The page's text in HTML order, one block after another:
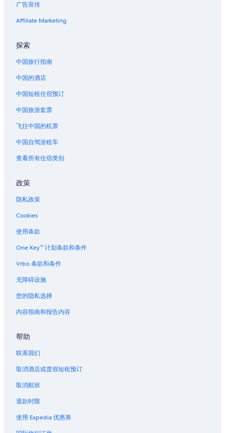
广告宣传
Affiliate Marketing
探索
中国旅行指南
中国的酒店
中国短租住宿预订
中国旅游套票
飞往中国的机票
中国自驾游租车
查看所有住宿类别
政策
隐私政策
Cookies
使用条款
One Key™ 计划条款和条件
Vrbo 条款和条件
无障碍设施
您的隐私选择
内容指南和报告内容
帮助
联系我们
取消酒店或度假短租预订
取消航班
退款时限
使用 Expedia 优惠券